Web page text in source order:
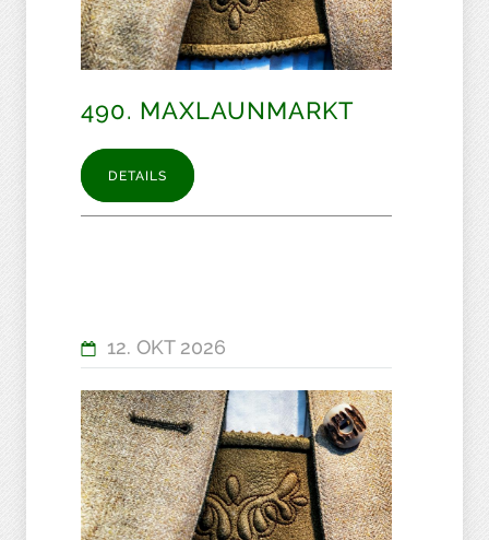
490. MAXLAUNMARKT
DETAILS
12. OKT 2026